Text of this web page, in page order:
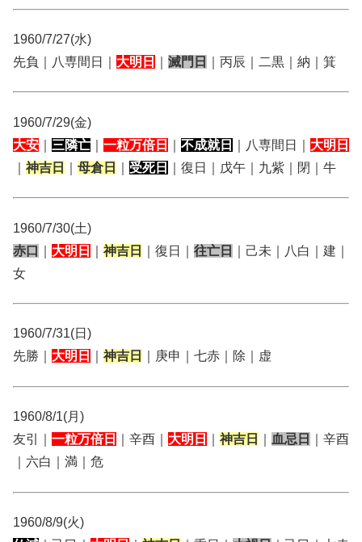
1960/7/27(水)
先負｜八専間日｜ 大明日 滅門日 ｜丙辰｜二黒｜納｜箕
1960/7/29(金)
大安
三隣亡 一粒万倍日 不成就日 ｜八専間日｜ 大明日
神吉日 母倉日 受死日 ｜復日｜戊午｜九紫｜閉｜牛
1960/7/30(土)
赤口
大明日 神吉日 ｜復日｜ 往亡日
｜己未｜八白｜建｜
女
1960/7/31(日)
先勝｜ 大明日 神吉日 ｜庚申｜七赤｜除｜虚
1960/8/1(月)
友引｜ 一粒万倍日 ｜辛酉｜ 大明日 神吉日 血忌日
｜辛酉
｜六白｜満｜危
1960/8/9(火)